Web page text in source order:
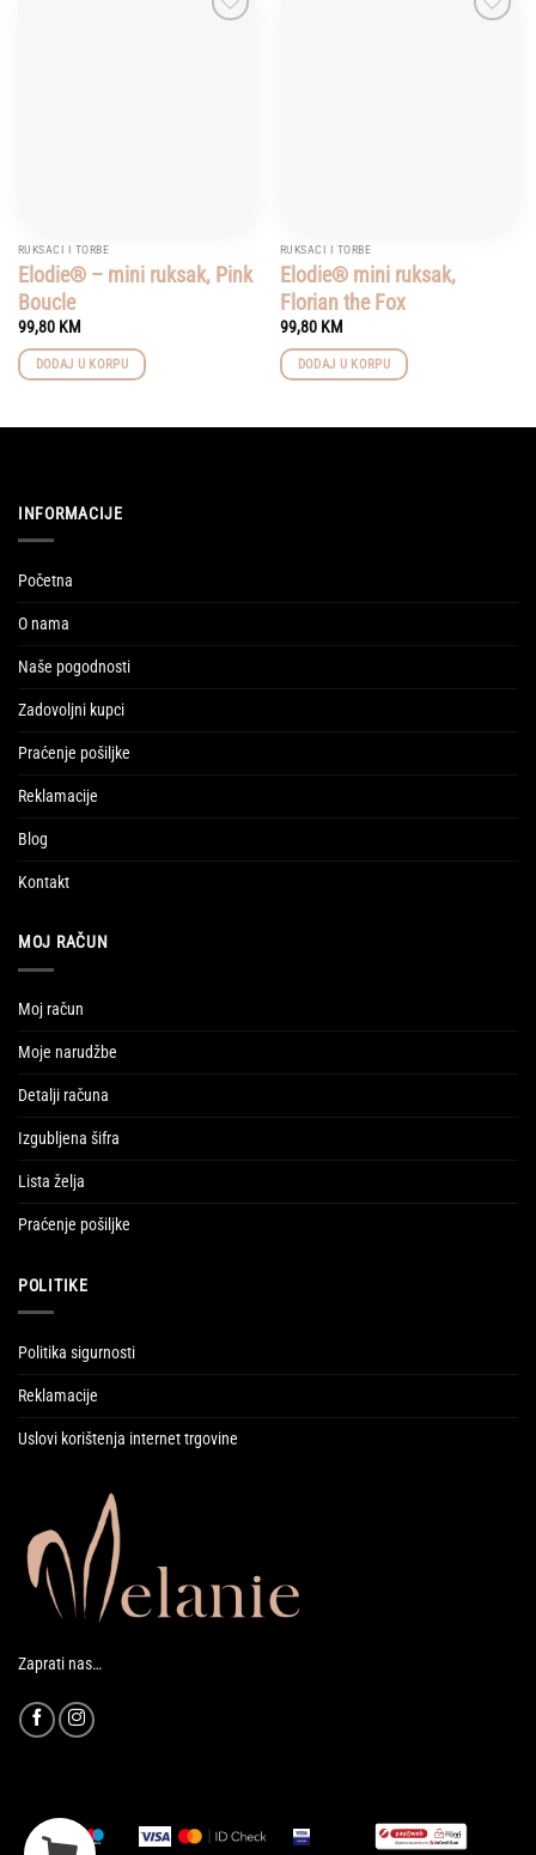
RUKSACI I TORBE
Elodie® – mini ruksak, Pink
Boucle
99,80 KM
DODAJ U KORPU
RUKSACI I TORBE
Elodie® mini ruksak,
Florian the Fox
99,80 KM
DODAJ U KORPU
INFORMACIJE
Početna
O nama
Naše pogodnosti
Zadovoljni kupci
Praćenje pošiljke
Reklamacije
Blog
Kontakt
MOJ RAČUN
Moj račun
Moje narudžbe
Detalji računa
Izgubljena šifra
Lista želja
Praćenje pošiljke
POLITIKE
Politika sigurnosti
Reklamacije
Uslovi korištenja internet trgovine
Zaprati nas…